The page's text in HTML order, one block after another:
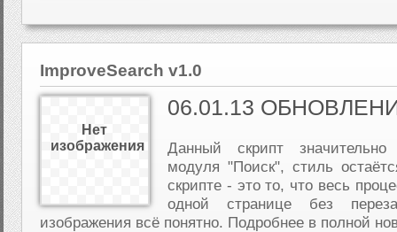
ImproveSearch v1.0
Нет
изображения
06.01.13
Данный скрипт
модуля "Поиск", стиль
скрипте - это то, что весь
одной странице без
изображения всё понятно. Подробнее в полной